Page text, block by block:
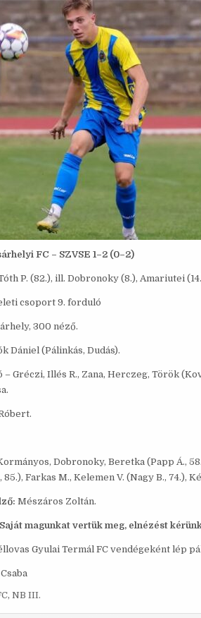
FC – SZVSE 1–2 (0–2)
P. (82.), ill. Dobronoky (8.), Amariutei
csoport 9. forduló
300 néző.
Dániel (Pálinkás, Dudás).
– Gréczi, Illés R., Zana, Herczeg, Török
Dobronoky, Beretka (Papp Á.,
85.), Farkas M., Kelemen V. (Nagy B., 74.),
Mészáros Zoltán.
magunkat vertük meg, elnézést
Gyulai Termál FC vendégeként lép
, NB III.